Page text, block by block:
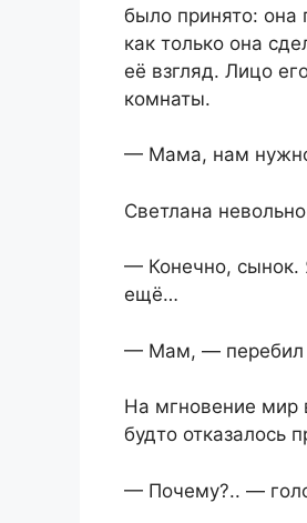
было принято: она
как только она
её взгляд. Лицо
комнаты.
— Мама, нам нужно
Светлана
— Конечно, сынок.
ещё…
— Мам, — перебил
На мгновение мир
будто отказалось
— Почему?.. —